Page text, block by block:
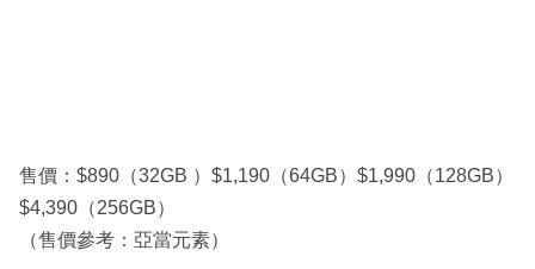
售價：$890（32GB ）$1,190（64GB）$1,990（128GB）
$4,390（256GB）
（售價參考：亞當元素）